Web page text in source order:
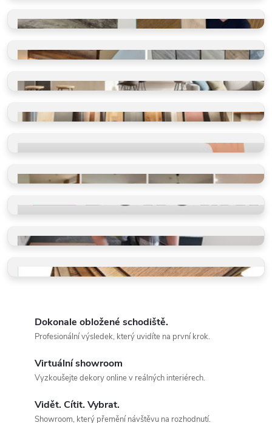
Ano, olepujeme i zdi
Ano, olepujeme i zdi
Vidět, cítit, vybrat
Výběr dle místností
Ověřeno spokojenými zákazníky
Příběhy našich klientů
Více než schody a vinyl
Takto je děláme v BUKOMĚ
Dokonale obložené schodiště.
Profesionální výsledek, který uvidíte na první krok.
Virtuální showroom
Vyzkoušejte dekory online v reálných interiérech.
Vidět. Cítit. Vybrat.
Showroom, který přemění návštěvu na rozhodnutí.